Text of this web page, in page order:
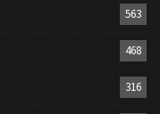
563
468
316